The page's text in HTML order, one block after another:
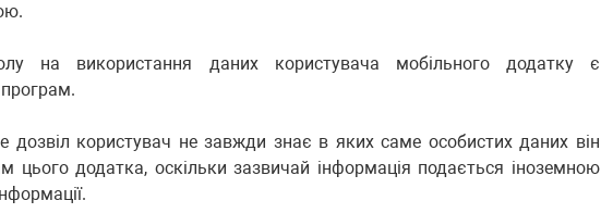
на використання даних користувача мобільного додатку є
дозвіл користувач не завжди знає в яких саме особистих даних він
цього додатка, оскільки зазвичай інформація подається іноземною